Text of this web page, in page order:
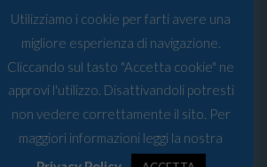
Artico © Tutti i diritti riservati
edita daMust srlP.I: 03067590103
Responsabile: Leonardo Parigi
Tribunale di Genova n° 4/2022
Utilizziamo i cookie per farti avere una
migliore esperienza di navigazione.
Cliccando sul tasto "Accetta cookie" ne
approvi l'utilizzo. Disattivandoli potresti
non vedere correttamente il sito. Per
maggiori informazioni leggi la nostra